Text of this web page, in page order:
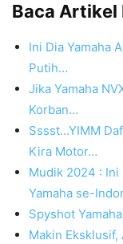
Baca Artikel
Ini Dia Yamaha
Putih…
Jika Yamaha
Korban…
Sssst...YIMM
Kira Motor…
Mudik 2024 : Ini
Yamaha se-
Spyshot
Makin